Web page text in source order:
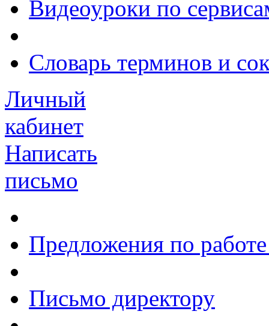
Видеоуроки по
Словарь терминов и
Личный
кабинет
Написать
письмо
Предложения по работе
Письмо директору